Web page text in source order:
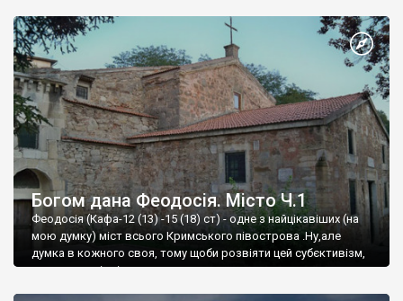
Богом дана Феодосія. Місто Ч.1
Феодосія (Кафа-12 (13) -15 (18) ст) - одне з найцікавіших (на
мою думку) міст всього Кримського півострова .Ну,але
думка в кожного своя, тому щоби розвіяти цей субєктивізм,
запрошую відвідати це